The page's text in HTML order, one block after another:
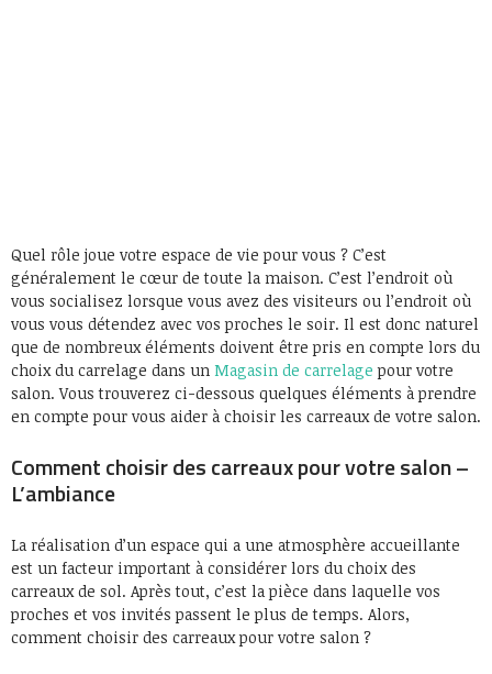
Quel rôle joue votre espace de vie pour vous ? C’est
généralement le cœur de toute la maison. C’est l’endroit où
vous socialisez lorsque vous avez des visiteurs ou l’endroit où
vous vous détendez avec vos proches le soir. Il est donc naturel
que de nombreux éléments doivent être pris en compte lors du
choix du carrelage dans un Magasin de carrelage pour votre
salon. Vous trouverez ci-dessous quelques éléments à prendre
en compte pour vous aider à choisir les carreaux de votre salon.
Comment choisir des carreaux pour votre salon –
L’ambiance
La réalisation d’un espace qui a une atmosphère accueillante
est un facteur important à considérer lors du choix des
carreaux de sol. Après tout, c’est la pièce dans laquelle vos
proches et vos invités passent le plus de temps. Alors,
comment choisir des carreaux pour votre salon ?